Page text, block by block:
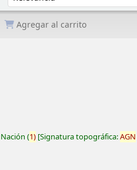
Agregar al carrito
(1) Signatura topográfica:AGN